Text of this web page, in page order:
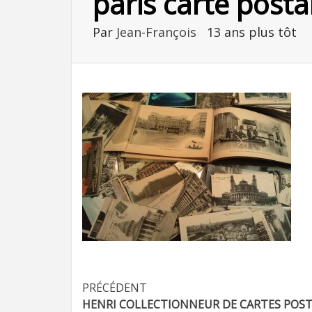
Par Jean-François 13 ans plus tôt
Navigation
PRÉCÉDENT
HENRI COLLECTIONNEUR DE CARTES